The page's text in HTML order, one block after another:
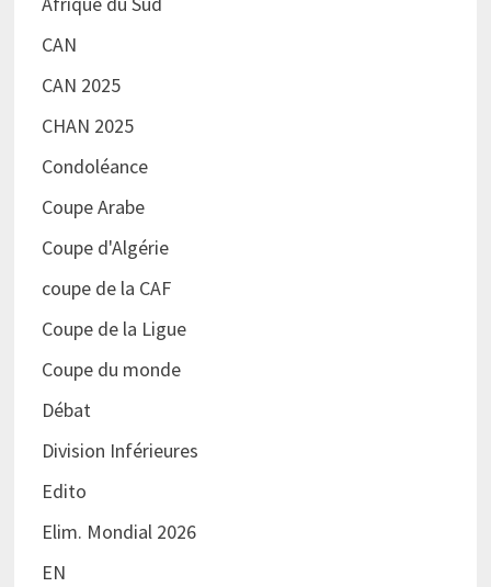
CAN
CAN 2025
CHAN 2025
Condoléance
Coupe Arabe
Coupe d'Algérie
coupe de la CAF
Coupe de la Ligue
Coupe du monde
Débat
Division Inférieures
Edito
Elim. Mondial 2026
EN